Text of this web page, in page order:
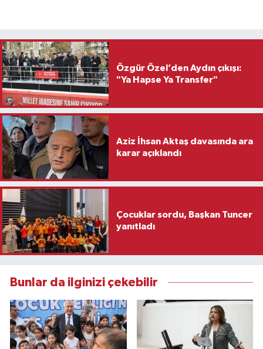
Özgür Özel’den Aydın çıkışı:
"Ya Hapse Ya Transfer"
Aziz İhsan Aktaş davasında ara
karar açıklandı
Çocuklar sordu, Başkan Tuncer
yanıtladı
Bunlar da ilginizi çekebilir